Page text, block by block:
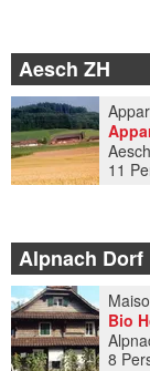
Aesch ZH
11
Alpnach Dorf
Bio
8